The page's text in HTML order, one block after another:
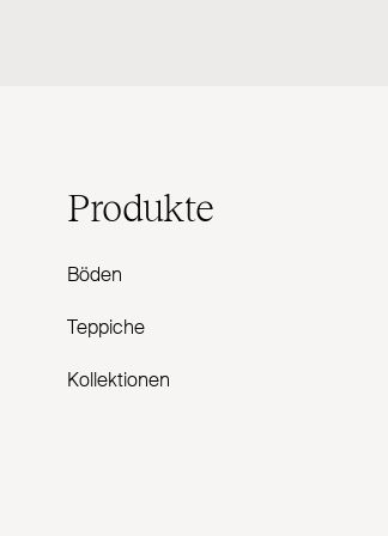
Produkte
Böden
Teppiche
Kollektionen